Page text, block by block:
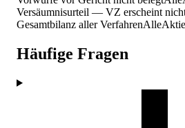
Versäumnisurteil — VZ erscheint
Gesamtbilanz aller Verfahren
Häufige Fragen